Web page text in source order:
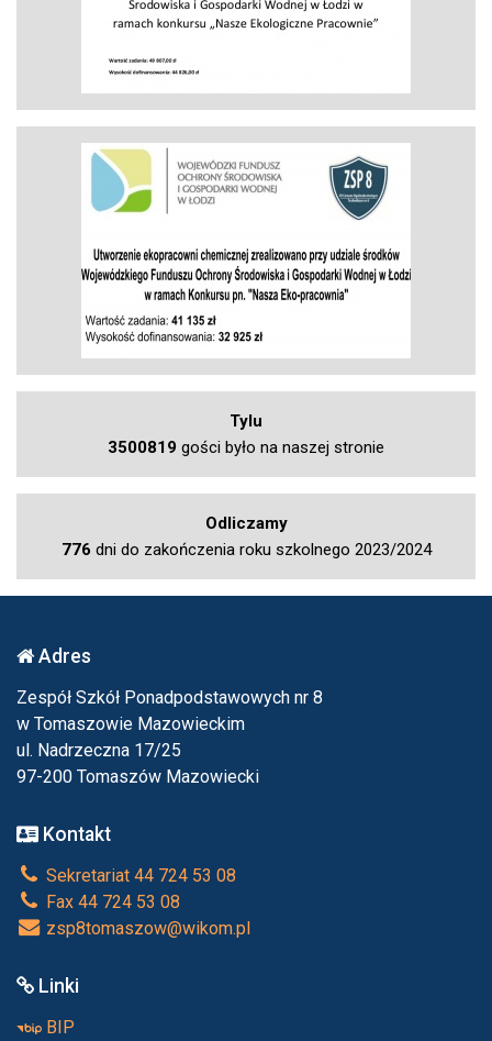
Tylu
3500819 gości było na naszej stronie
Odliczamy
776 dni do zakończenia roku szkolnego 2023/2024
Adres
Zespół Szkół Ponadpodstawowych nr 8
w Tomaszowie Mazowieckim
ul. Nadrzeczna 17/25
97-200 Tomaszów Mazowiecki
Kontakt
Sekretariat 44 724 53 08
Fax 44 724 53 08
zsp8tomaszow@wikom.pl
Linki
BIP